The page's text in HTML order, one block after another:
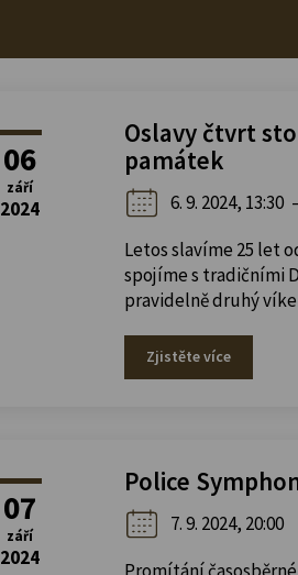
06
září
2024
Oslavy čtvrt
památek
6. 9. 2024, 13:30
Letos slavíme 25 let
spojíme s tradičními
pravidelně druhý
Zjistěte více
07
září
2024
Police
7. 9. 2024, 20:00